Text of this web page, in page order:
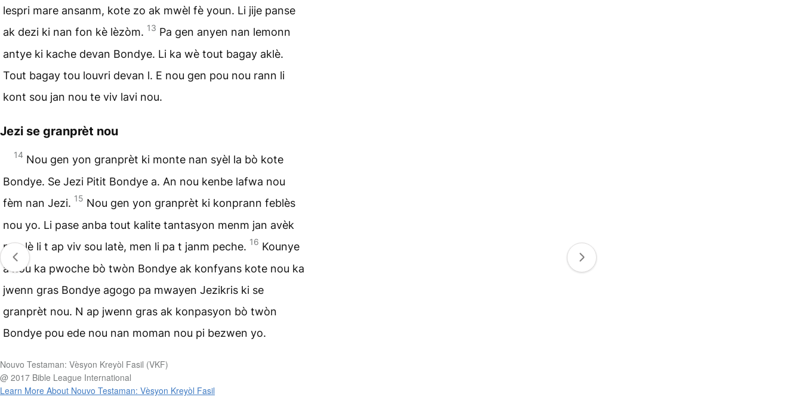
lespri mare ansanm, kote zo ak mwèl fè youn. Li jije panse
ak dezi ki nan fon kè lèzòm. 13 Pa gen anyen nan lemonn
antye ki kache devan Bondye. Li ka wè tout bagay aklè.
Tout bagay tou louvri devan l. E nou gen pou nou rann li
kont sou jan nou te viv lavi nou.
Jezi se granprèt nou
14 Nou gen yon granprèt ki monte nan syèl la bò kote
Bondye. Se Jezi Pitit Bondye a. An nou kenbe lafwa nou
fèm nan Jezi. 15 Nou gen yon granprèt ki konprann feblès
nou yo. Li pase anba tout kalite tantasyon menm jan avèk
nou lè li t ap viv sou latè, men li pa t janm peche. 16 Kounye
a nou ka pwoche bò twòn Bondye ak konfyans kote nou ka
jwenn gras Bondye agogo pa mwayen Jezikris ki se
granprèt nou. N ap jwenn gras ak konpasyon bò twòn
Bondye pou ede nou nan moman nou pi bezwen yo.
Nouvo Testaman: Vèsyon Kreyòl Fasil (VKF)
@ 2017 Bible League International
Learn More About Nouvo Testaman: Vèsyon Kreyòl Fasil